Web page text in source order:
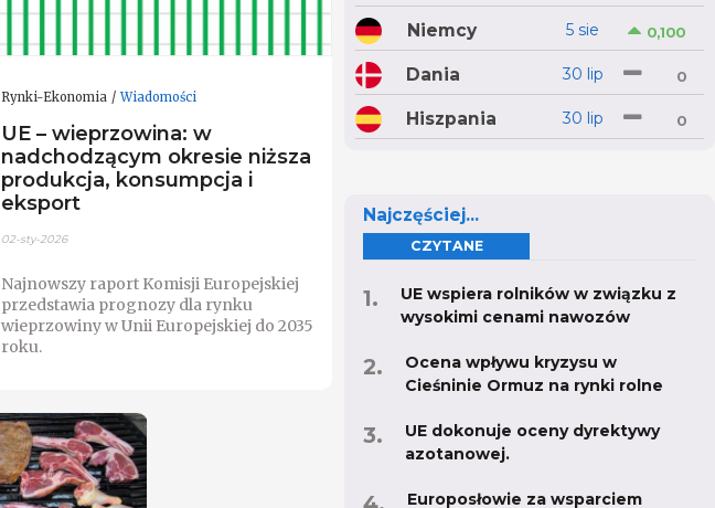
Rynki-Ekonomia Wiadomości
UE – wieprzowina: w
nadchodzącym okresie niższa
produkcja, konsumpcja i
eksport
02-sty-2026
Najnowszy raport Komisji Europejskiej
przedstawia prognozy dla rynku
wieprzowiny w Unii Europejskiej do 2035
roku.
Niemcy 5 sie 0,100
Dania 30 lip 0
Hiszpania 30 lip 0
Najczęściej...
CZYTANE
UE wspiera rolników w związku z
wysokimi cenami nawozów
Ocena wpływu kryzysu w
Cieśninie Ormuz na rynki rolne
UE dokonuje oceny dyrektywy
azotanowej.
Europosłowie za wsparciem